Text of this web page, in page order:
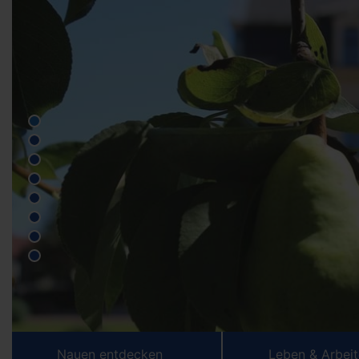
Nauen entdecken Leben &